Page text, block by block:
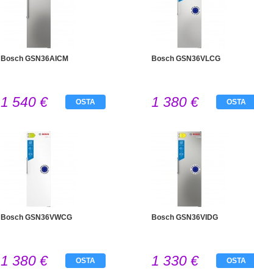
Bosch GSN36AICM
1 540 € OSTA
Bosch GSN36VLCG
1 380 € OSTA
Bosch GSN36VWCG
1 380 € OSTA
Bosch GSN36VIDG
1 330 € OSTA